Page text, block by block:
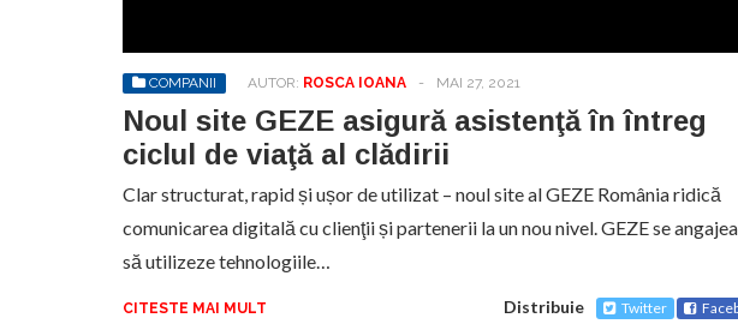
COMPANII AUTOR: ROSCA IOANA - MAI 27, 2021
Noul site GEZE asigură asistenţă în întreg
ciclul de viaţă al clădirii
Clar structurat, rapid și ușor de utilizat – noul site al GEZE România ridică
comunicarea digitală cu clienţii și partenerii la un nou nivel. GEZE se
să utilizeze tehnologiile…
CITESTE MAI MULT Distribuie Twitter